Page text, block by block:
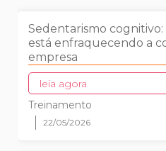
Sedentarismo
está enfraquecendo a
empresa
leia agora
Treinamento
22/05/2026